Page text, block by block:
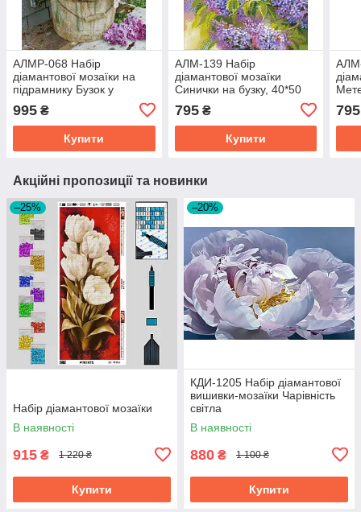
АЛМР-068 Набір
діамантової мозаїки на
підрамнику Бузок у
995 ₴
Купити
АЛМ-139 Набір
діамантової мозаїки
Синички на бузку, 40*50
795₴
Купити
795
Акційні пропозиції та новинки
–25%
Набір діамантової мозаїки
В наявності
915 ₴ 1 220 ₴
Купити
–20%
КДИ-1205 Набір діамантової
вишивки-мозаїки Чарівність
світла
В наявності
880 ₴ 1 100 ₴
Купити